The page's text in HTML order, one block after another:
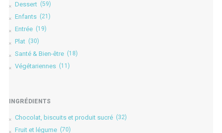
Dessert (59)
Enfants (21)
Entrée (19)
Plat (30)
Santé & Bien-être (18)
Végétariennes (11)
INGRÉDIENTS
Chocolat, biscuits et produit sucré (32)
Fruit et légume (70)